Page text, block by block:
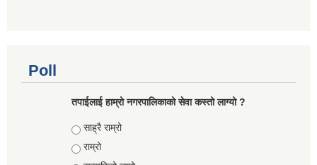
Poll
तपाईलाई हाम्रो नगरपालिकाको सेवा कस्तो लाग्यो ?
Choices
साह्रै राम्रो
राम्रो